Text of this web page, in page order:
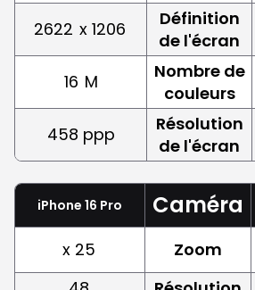
2622 x 1206
Définition
de l'écran
16 M
Nombre de
couleurs
458 ppp
Résolution
de l'écran
iPhone 16 Pro Caméra
x 25 Zoom